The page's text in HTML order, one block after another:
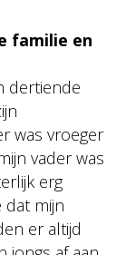
familie en
dertiende
was vroeger
vader was
erg
dat mijn
er altijd